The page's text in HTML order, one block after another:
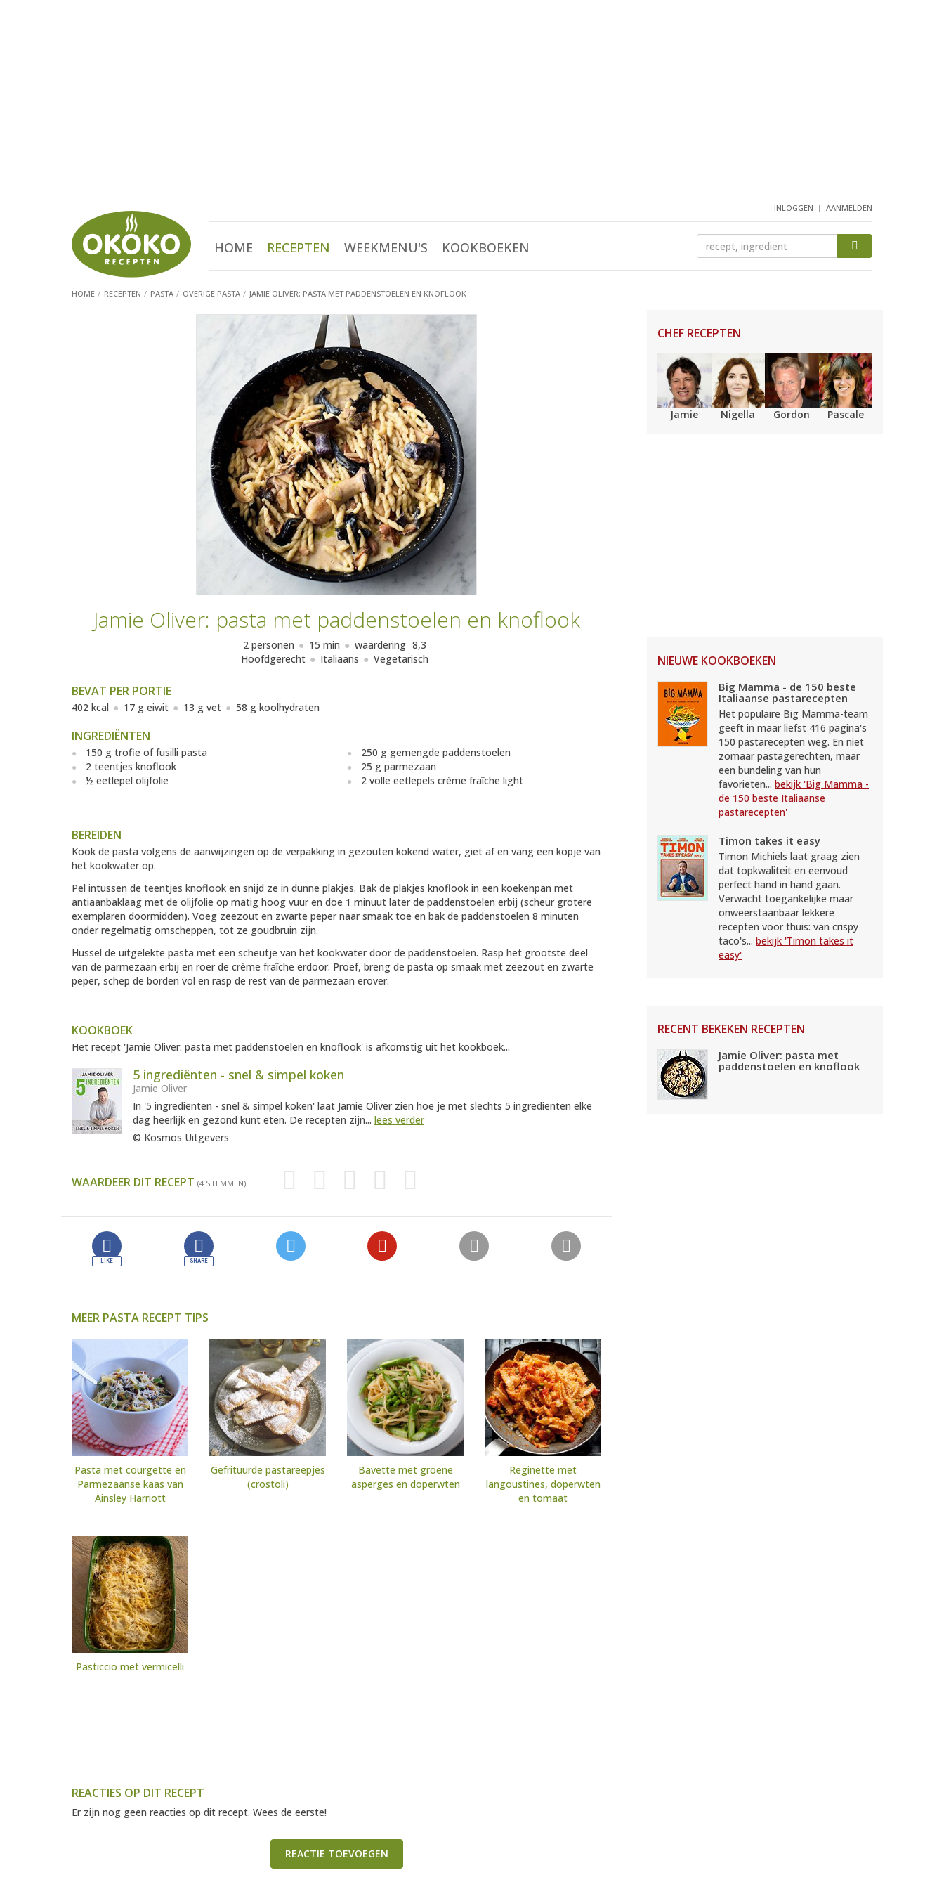
INLOGGEN AANMELDEN
HOME RECEPTEN WEEKMENU'S KOOKBOEKEN
HOME RECEPTEN PASTA OVERIGE PASTA JAMIE OLIVER: PASTA MET PADDENSTOELEN EN KNOFLOOK
Jamie Oliver: pasta met paddenstoelen en knoflook
2 personen 15 min waardering 8,3
Hoofdgerecht
Italiaans Vegetarisch
BEVAT PER PORTIE
402 kcal 17 g eiwit 13 g vet 58 g koolhydraten
INGREDIËNTEN
150 g trofie of fusilli pasta
2 teentjes knoflook
½ eetlepel olijfolie
250 g gemengde paddenstoelen
25 g parmezaan
2 volle eetlepels crème fraîche light
BEREIDEN
Kook de pasta volgens de aanwijzingen op de verpakking in gezouten kokend water, giet af en vang een kopje van
het kookwater op.
Pel intussen de teentjes knoflook en snijd ze in dunne plakjes. Bak de plakjes knoflook in een koekenpan met
antiaanbaklaag met de olijfolie op matig hoog vuur en doe 1 minuut later de paddenstoelen erbij (scheur grotere
exemplaren doormidden). Voeg zeezout en zwarte peper naar smaak toe en bak de paddenstoelen 8 minuten
onder regelmatig omscheppen, tot ze goudbruin zijn.
Hussel de uitgelekte pasta met een scheutje van het kookwater door de paddenstoelen. Rasp het grootste deel
van de parmezaan erbij en roer de crème fraîche erdoor. Proef, breng de pasta op smaak met zeezout en zwarte
peper, schep de borden vol en rasp de rest van de parmezaan erover.
KOOKBOEK
Het recept 'Jamie Oliver: pasta met paddenstoelen en knoflook' is afkomstig uit het kookboek...
5 ingrediënten - snel & simpel koken
Jamie Oliver
In '5 ingrediënten - snel & simpel koken' laat Jamie Oliver zien hoe je met slechts 5 ingrediënten elke
dag heerlijk en gezond kunt eten. De recepten zijn... lees verder
© Kosmos Uitgevers
WAARDEER DIT RECEPT (4 STEMMEN)
MEER PASTA RECEPT TIPS
Pasta met courgette en
Parmezaanse kaas van
Ainsley Harriott
Gefrituurde pastareepjes
(crostoli)
Bavette met groene
asperges en doperwten
Reginette met
langoustines, doperwten
en tomaat
Pasticcio met vermicelli
REACTIES OP DIT RECEPT
Er zijn nog geen reacties op dit recept. Wees de eerste!
REACTIE TOEVOEGEN
CHEF RECEPTEN
Jamie Nigella Gordon Pascale
NIEUWE KOOKBOEKEN
Big Mamma - de 150 beste
Italiaanse pastarecepten
Het populaire Big Mamma-team
geeft in maar liefst 416 pagina's
150 pastarecepten weg. En niet
zomaar pastagerechten, maar
een bundeling van hun
favorieten... bekijk 'Big Mamma -
de 150 beste Italiaanse
pastarecepten'
Timon takes it easy
Timon Michiels laat graag zien
dat topkwaliteit en eenvoud
perfect hand in hand gaan.
Verwacht toegankelijke maar
onweerstaanbaar lekkere
recepten voor thuis: van crispy
taco's... bekijk 'Timon takes it
easy'
RECENT BEKEKEN RECEPTEN
Jamie Oliver: pasta met
paddenstoelen en knoflook